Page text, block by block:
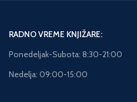
RADNO VREME KNJIŽARE:
Ponedeljak-Subota: 8:30-21:00
Nedelja: 09:00-15:00